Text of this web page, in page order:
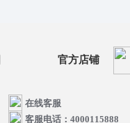
官方店铺
在线客服
客服电话：4000115888